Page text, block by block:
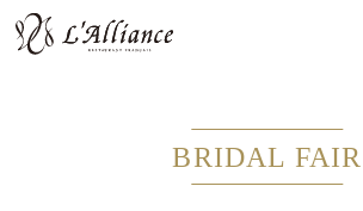
BRIDAL FAIR